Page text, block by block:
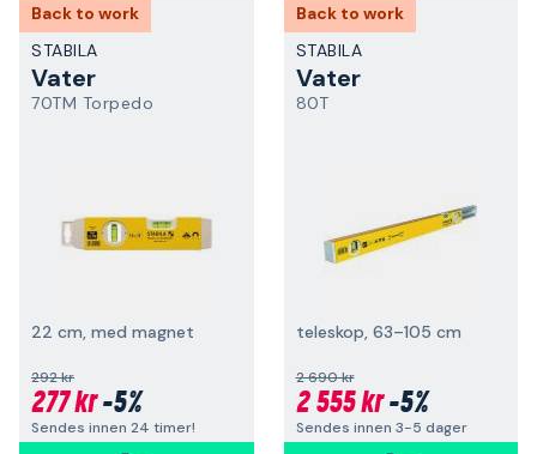
Back to work
STABILA
Vater
70TM Torpedo
22 cm, med magnet
292 kr
277 kr-5%
Sendes innen 24 timer!
Back to work
STABILA
Vater
80T
teleskop, 63–105 cm
2 690 kr
2 555 kr-5%
Sendes innen 3-5 dager